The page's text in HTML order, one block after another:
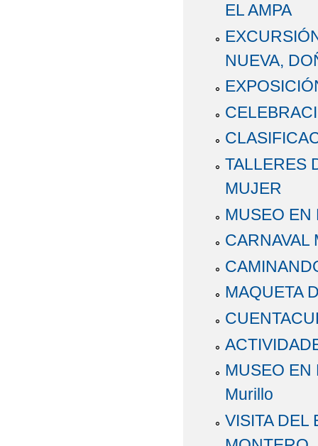
EL AMPA
NUEVA,
TALLERES
MUJER
MUSEO EN
CARNAVAL
MAQUETA
MUSEO EN
Murillo
VISITA DEL